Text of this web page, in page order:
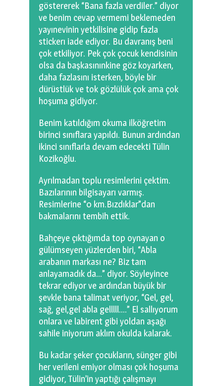
göstererek “Bana fazla verdiler.” diyor
ve benim cevap vermemi beklemeden
yayınevinin yetkilisine gidip fazla
stickerı iade ediyor. Bu davranış beni
çok etkiliyor. Pek çok çocuk kendisinin
olsa da başkasınınkine göz koyarken,
daha fazlasını isterken, böyle bir
dürüstlük ve tok gözlülük çok ama çok
hoşuma gidiyor.
Benim katıldığım okuma ilköğretim
birinci sınıflara yapıldı. Bunun ardından
ikinci sınıflarla devam edecekti Tülin
Kozikoğlu.
Ayrılmadan toplu resimlerini çektim.
Bazılarının bilgisayarı varmış.
Resimlerine “0 km.Bızdıklar”dan
bakmalarını tembih ettik.
Bahçeye çıktığımda top oynayan o
gülümseyen yüzlerden biri, “Abla
arabanın markası ne? Biz tam
anlayamadık da…” diyor. Söyleyince
tekrar ediyor ve ardından büyük bir
şevkle bana talimat veriyor, “Gel, gel,
sağ, gel,gel abla gelllll….” El sallıyorum
onlara ve labirent gibi yoldan aşağı
sahile iniyorum aklım okulda kalarak.
Bu kadar şeker çocukların, sünger gibi
her verileni emiyor olması çok hoşuma
gidiyor, Tülin’in yaptığı çalışmayı